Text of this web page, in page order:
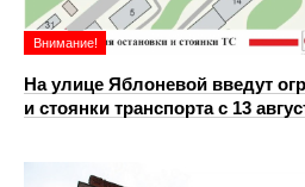
Внимание!
На улице Яблоневой введут
и стоянки транспорта с 13